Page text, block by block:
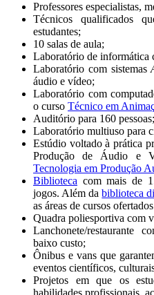
Professores especialistas,
Técnicos qualificados
estudantes;
10 salas de aula;
Laboratório de informática
Laboratório com sistemas
áudio e vídeo;
Laboratório com
o curso Técnico em
Auditório para 160 pessoas;
Laboratório multiuso para
Estúdio voltado à prática
Produção de Áudio e
Tecnologia em Produção
Biblioteca com mais de
jogos. Além dabiblioteca
as áreas de cursos
Quadra poliesportiva com
Lanchonete/restaurante
baixo custo;
Ônibus e vans que
eventos científicos,
Projetos em que os
habilidades profissionais,